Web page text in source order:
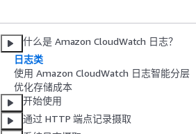
什么是 Amazon CloudWatch 日志？
日志类
使用 Amazon CloudWatch 日志智能分层
优化存储成本
开始使用
通过 HTTP 端点记录摄取